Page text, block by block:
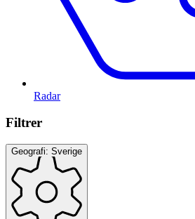
Radar
Filtrer
Geografi: Sverige